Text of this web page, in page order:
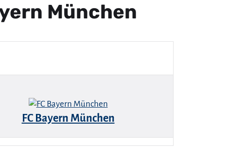
München
FC Bayern München